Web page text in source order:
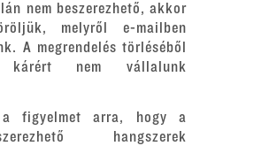
nem beszerezhető, akkor
melyről e-mailben
A megrendelés törléséből
kárért nem vállalunk
a figyelmet arra, hogy a
hangszerek